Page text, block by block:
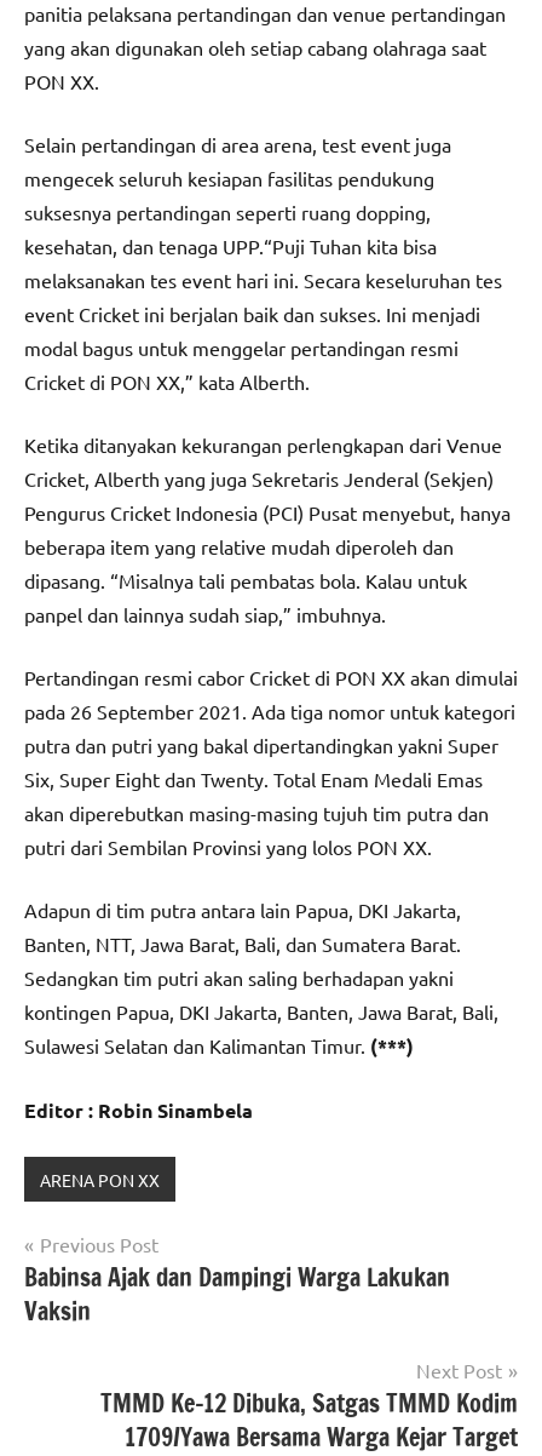
panitia pelaksana pertandingan dan venue pertandingan
yang akan digunakan oleh setiap cabang olahraga saat
PON XX.
Selain pertandingan di area arena, test event juga
mengecek seluruh kesiapan fasilitas pendukung
suksesnya pertandingan seperti ruang dopping,
kesehatan, dan tenaga UPP.“Puji Tuhan kita bisa
melaksanakan tes event hari ini. Secara keseluruhan tes
event Cricket ini berjalan baik dan sukses. Ini menjadi
modal bagus untuk menggelar pertandingan resmi
Cricket di PON XX,” kata Alberth.
Ketika ditanyakan kekurangan perlengkapan dari Venue
Cricket, Alberth yang juga Sekretaris Jenderal (Sekjen)
Pengurus Cricket Indonesia (PCI) Pusat menyebut, hanya
beberapa item yang relative mudah diperoleh dan
dipasang. “Misalnya tali pembatas bola. Kalau untuk
panpel dan lainnya sudah siap,” imbuhnya.
Pertandingan resmi cabor Cricket di PON XX akan dimulai
pada 26 September 2021. Ada tiga nomor untuk kategori
putra dan putri yang bakal dipertandingkan yakni Super
Six, Super Eight dan Twenty. Total Enam Medali Emas
akan diperebutkan masing-masing tujuh tim putra dan
putri dari Sembilan Provinsi yang lolos PON XX.
Adapun di tim putra antara lain Papua, DKI Jakarta,
Banten, NTT, Jawa Barat, Bali, dan Sumatera Barat.
Sedangkan tim putri akan saling berhadapan yakni
kontingen Papua, DKI Jakarta, Banten, Jawa Barat, Bali,
Sulawesi Selatan dan Kalimantan Timur. (***)
Editor : Robin Sinambela
ARENA PON XX
Navigasi
pos
Previous Post
Babinsa Ajak dan Dampingi Warga Lakukan
Vaksin
Next Post
TMMD Ke-12 Dibuka, Satgas TMMD Kodim
1709/Yawa Bersama Warga Kejar Target